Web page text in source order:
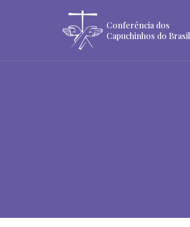
Conferência dos
Capuchinhos do Brasil